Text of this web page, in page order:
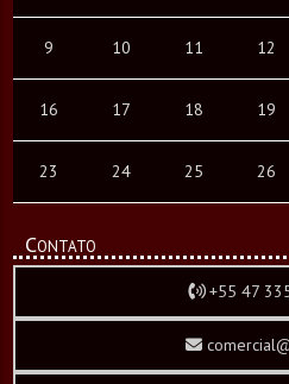
22:00
9 10 11 12
16 17 18 19
23 24 25 26
Contato
+55 47